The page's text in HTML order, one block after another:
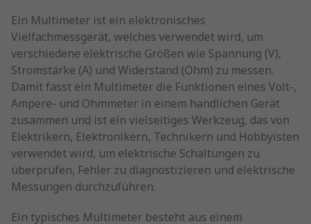
Ein Multimeter ist ein elektronisches
Vielfachmessgerät, welches verwendet wird, um
verschiedene elektrische Größen wie Spannung (V),
Stromstärke (A) und Widerstand (Ohm) zu messen.
Damit fasst ein Multimeter die Funktionen eines Volt-,
Ampere- und Ohmmeter in einem handlichen Gerät
zusammen und ist ein vielseitiges Werkzeug, das von
Elektrikern, Elektronikern, Technikern und Hobbyisten
verwendet wird, um elektrische Schaltungen zu
überprüfen, Fehler zu diagnostizieren und elektrische
Messungen durchzuführen.
Ein typisches Multimeter besteht aus einem